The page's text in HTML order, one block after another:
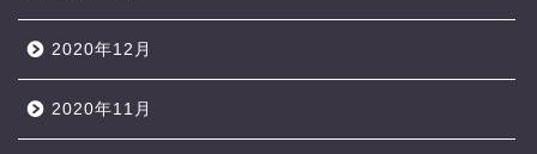
2020年12月
2020年11月